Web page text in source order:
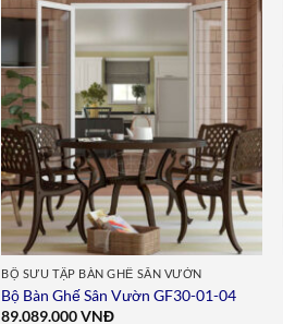
Add to
wishlist
BỘ SƯU TẬP BÀN GHẾ SÂN VƯỜN
Bộ Bàn Ghế Sân Vườn GF30-01-04
89.089.000VNĐ